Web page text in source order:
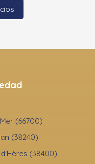
(66700)
(38240)
(38400)